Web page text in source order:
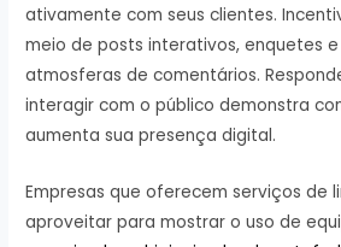
ativamente com seus clientes.
meio de posts interativos, enquetes
atmosferas de comentários.
interagir com o público demonstra
aumenta sua presença digital.
Empresas que oferecem serviços de
aproveitar para mostrar o uso de